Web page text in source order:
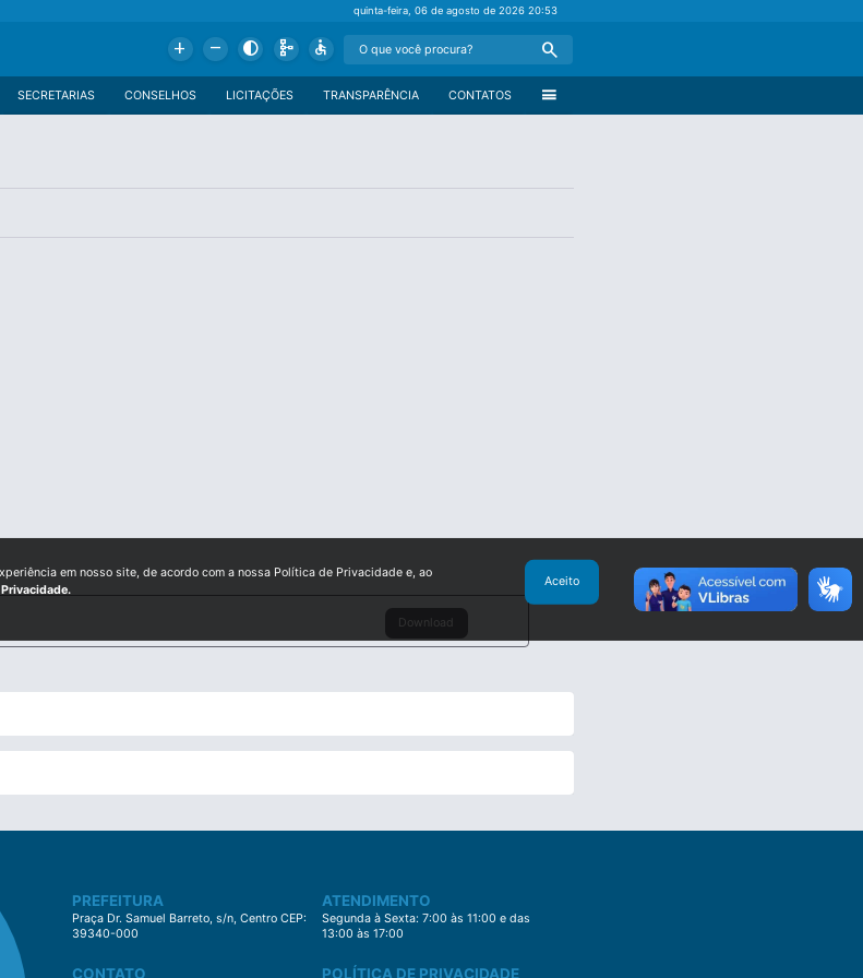
quinta-feira, 06 de agosto de 202620:53
Add Remove Contrast Schema Accessible Search
menu
CONTATOS
TRANSPARÊNCIA
LICITAÇÕES
CONSELHOS
SECRETARIAS
Download
PREFEITURA
Praça Dr. Samuel Barreto, s/n, Centro CEP:
39340-000
ATENDIMENTO
Segunda à Sexta: 7:00 às 11:00 e das
13:00 às 17:00
CONTATO POLÍTICA DE PRIVACIDADE
em nosso site, de acordo com a nossa Política de Privacidade e, ao
Aceito